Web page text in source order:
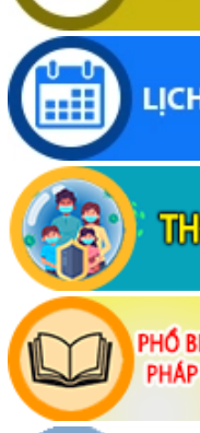
(24/07/2026, 00:00)
Thông báo về việc niêm
ký, cấp giấy chứng nhận
Vương và bà Nguyễn Thị
Hồ, tỉnh Đắk Lắk
(20/07/2026, 00:00)
Thông báo về việc niêm
quyền sử dụng đất lần
đất tại Phường Buôn Hồ,
(06/08/2026, 00:00)
Thông báo về việc niêm
quyền sử dụng đất mang
Phường Buôn Hồ, tỉnh Đắk
(06/08/2026, 00:00)